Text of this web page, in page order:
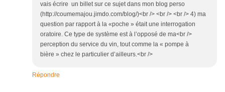
vais écrire un billet sur ce sujet dans mon blog perso
(http://coumemajou.jimdo.com/blog/)<br /> <br /> <br /> 4) ma
question par rapport à la «poche » était une interrogation
oratoire. Ce type de système est à l’opposé de ma<br />
perception du service du vin, tout comme la « pompe à
bière » chez le particulier d’ailleurs.<br />
Répondre